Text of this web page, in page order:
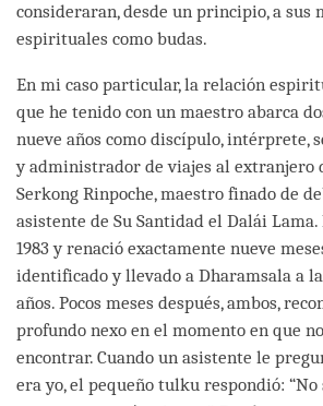
consideraran, desde un principio, a sus
espirituales como budas.
En mi caso particular, la relación
que he tenido con un maestro abarca
nueve años como discípulo, intérprete,
y administrador de viajes al extranjero
Serkong Rinpoche, maestro finado de
asistente de Su Santidad el Dalái
1983 y renació exactamente nueve
identificado y llevado a Dharamsala a
años. Pocos meses después, ambos,
profundo nexo en el momento en que
encontrar. Cuando un asistente le
era yo, el pequeño tulku respondió: “No